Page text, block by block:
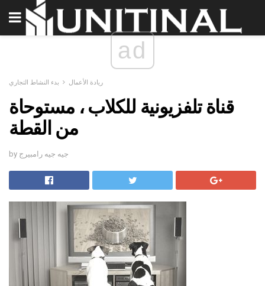
ad
ريادة الأعمال بدء النشاط التجاري
قناة تلفزيونية للكلاب ، مستوحاة
من القطة
by جيه جيه رامبيرج